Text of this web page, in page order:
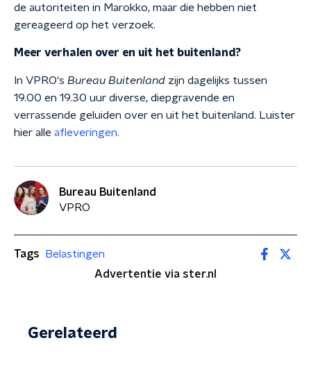
de autoriteiten in Marokko, maar die hebben niet
gereageerd op het verzoek.
Meer verhalen over en uit het buitenland?
In VPRO's Bureau Buitenland zijn dagelijks tussen
19.00 en 19.30 uur diverse, diepgravende en
verrassende geluiden over en uit het buitenland. Luister
hier alle afleveringen.
Bureau Buitenland
VPRO
Tags
Belastingen
Advertentie via ster.nl
Gerelateerd